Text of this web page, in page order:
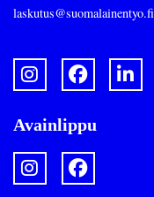
laskutus@suomalainentyo.fi
Avainlippu